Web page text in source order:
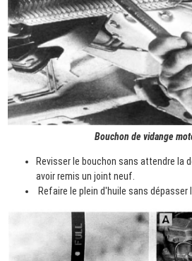
Bouchon de vidange
Revisser le bouchon sans attendre la
avoir remis un joint neuf.
Refaire le plein d'huile sans dépasser